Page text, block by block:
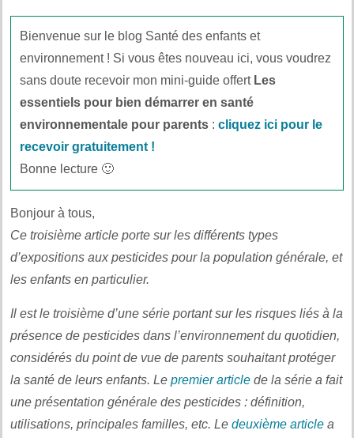
Bienvenue sur le blog Santé des enfants et
environnement ! Si vous êtes nouveau ici, vous voudrez
sans doute recevoir mon mini-guide offert Les
essentiels pour bien démarrer en santé
environnementale pour parents :cliquez ici pour le
recevoir gratuitement !
Bonne lecture 🙂
Bonjour à tous,
Ce troisième article porte sur les différents types
d’expositions aux pesticides pour la population générale, et
les enfants en particulier.
Il est le troisième d’une série portant sur les risques liés à la
présence de pesticides dans l’environnement du quotidien,
considérés du point de vue de parents souhaitant protéger
la santé de leurs enfants. Le premier article de la série a fait
une présentation générale des pesticides : définition,
utilisations, principales familles, etc. Le deuxième article a